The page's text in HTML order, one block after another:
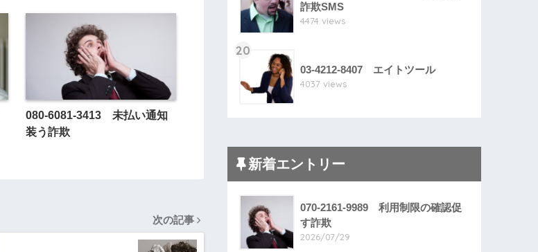
080-6081-3413 未払い通知
装う詐欺
次の記事
詐欺SMS
4474 views
20
03-4212-8407 エイトツール
4037 views
新着エントリー
070-2161-9989 利用制限の確認促
す詐欺
2026/07/29